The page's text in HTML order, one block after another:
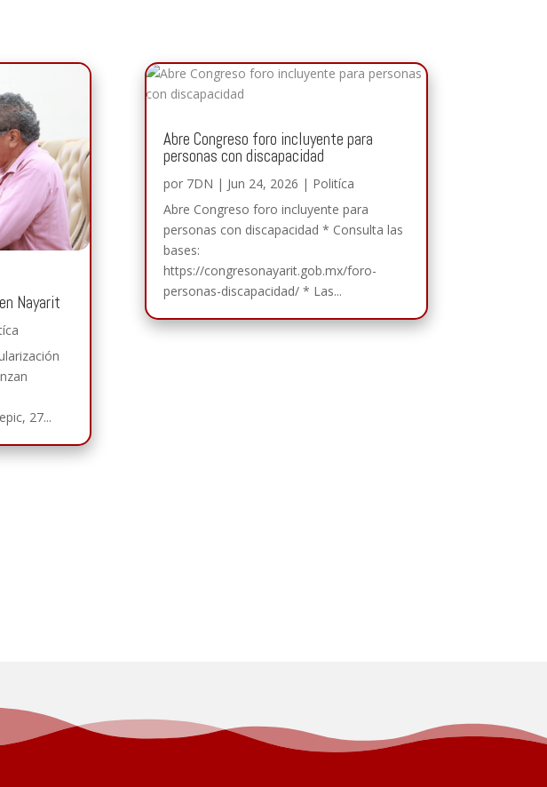
Nayarit
27...
Abre Congreso foro incluyente para
personas con discapacidad
por 7DN | Jun 24, 2026 | Politíca
Abre Congreso foro incluyente para
personas con discapacidad * Consulta las
bases:
https://congresonayarit.gob.mx/foro-
personas-discapacidad/ * Las...